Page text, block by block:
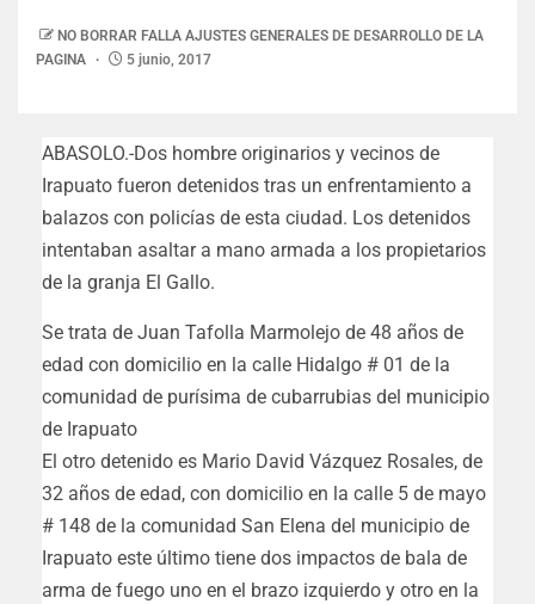
NO BORRAR FALLA AJUSTES GENERALES DE DESARROLLO DE LA
PAGINA
5 junio, 2017
ABASOLO.-Dos hombre originarios y vecinos de
Irapuato fueron detenidos tras un enfrentamiento a
balazos con policías de esta ciudad. Los detenidos
intentaban asaltar a mano armada a los propietarios
de la granja El Gallo.
Se trata de Juan Tafolla Marmolejo de 48 años de
edad con domicilio en la calle Hidalgo # 01 de la
comunidad de purísima de cubarrubias del municipio
de Irapuato
El otro detenido es Mario David Vázquez Rosales, de
32 años de edad, con domicilio en la calle 5 de mayo
# 148 de la comunidad San Elena del municipio de
Irapuato este último tiene dos impactos de bala de
arma de fuego uno en el brazo izquierdo y otro en la